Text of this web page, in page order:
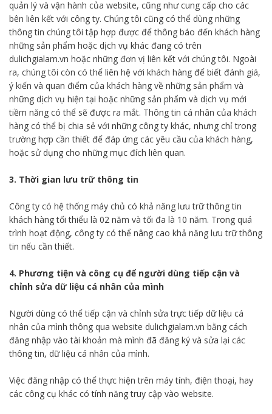
quản lý và vận hành của website, cũng như cung cấp cho các
bên liên kết với công ty. Chúng tôi cũng có thể dùng những
thông tin chúng tôi tập hợp được để thông báo đến khách hàng
những sản phẩm hoặc dịch vụ khác đang có trên
dulichgialam.vn hoặc những đơn vị liên kết với chúng tôi. Ngoài
ra, chúng tôi còn có thể liên hệ với khách hàng để biết đánh giá,
ý kiến và quan điểm của khách hàng về những sản phẩm và
những dịch vụ hiện tại hoặc những sản phẩm và dịch vụ mới
tiềm năng có thể sẽ được ra mắt. Thông tin cá nhân của khách
hàng có thể bị chia sẻ với những công ty khác, nhưng chỉ trong
trường hợp cần thiết để đáp ứng các yêu cầu của khách hàng,
hoặc sử dụng cho những mục đích liên quan.
3. Thời gian lưu trữ thông tin
Công ty có hệ thống máy chủ có khả năng lưu trữ thông tin
khách hàng tối thiểu là 02 năm và tối đa là 10 năm. Trong quá
trình hoạt động, công ty có thể nâng cao khả năng lưu trữ thông
tin nếu cần thiết.
4. Phương tiện và công cụ để người dùng tiếp cận và
chỉnh sửa dữ liệu cá nhân của mình
Người dùng có thể tiếp cận và chỉnh sửa trực tiếp dữ liệu cá
nhân của mình thông qua website dulichgialam.vn bằng cách
đăng nhập vào tài khoản mà mình đã đăng ký và sửa lại các
thông tin, dữ liệu cá nhân của mình.
Việc đăng nhập có thể thực hiện trên máy tính, điện thoại, hay
các công cụ khác có tính năng truy cập vào website.